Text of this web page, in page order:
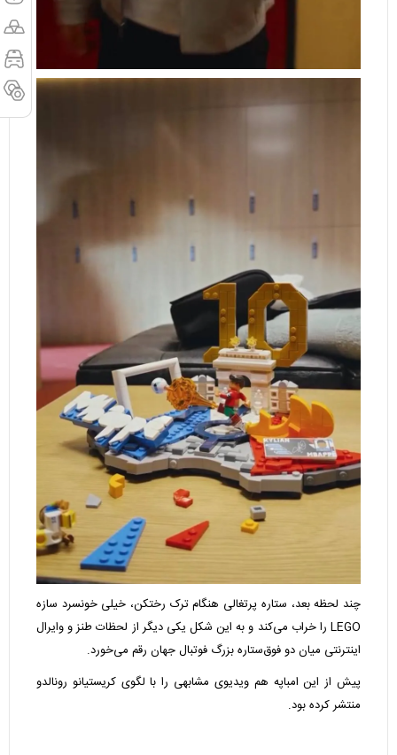
چند لحظه بعد، ستاره پرتغالی هنگام ترک رختکن، خیلی خونسرد سازه
LEGO را خراب می‌کند و به این شکل یکی دیگر از لحظات طنز و وایرال
اینترنتی میان دو فوق‌ستاره بزرگ فوتبال جهان رقم می‌خورد.
پیش از این امباپه هم ویدیوی مشابهی را با لگوی کریستیانو رونالدو
منتشر کرده بود.